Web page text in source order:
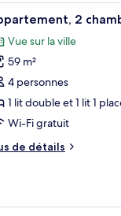
écran plat, une table
:
20 2
Vue sur la ville
59 m²
4 personnes
1 lit double et 1 lit 1
Wi-Fi gratuit
de détails